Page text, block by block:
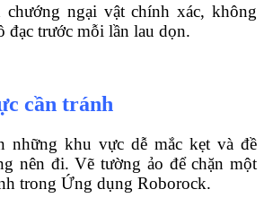
chướng ngại vật chính xác, không
đạc trước mỗi lần lau dọn.
cần tránh
những khu vực dễ mắc kẹt và đề
nên đi. Vẽ tường ảo để chặn một
trong Ứng dụng Roborock.